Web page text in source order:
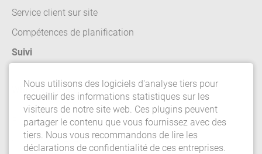
Service client sur site
Compétences de planification
Suivi
Whistleblowing
Équipe de vente
Conditions generales de vente
Nous utilisons des logiciels d'analyse tiers pour
recueillir des informations statistiques sur les
visiteurs de notre site web. Ces plugins peuvent
partager le contenu que vous fournissez avec des
tiers. Nous vous recommandons de lire les
déclarations de confidentialité de ces entreprises.